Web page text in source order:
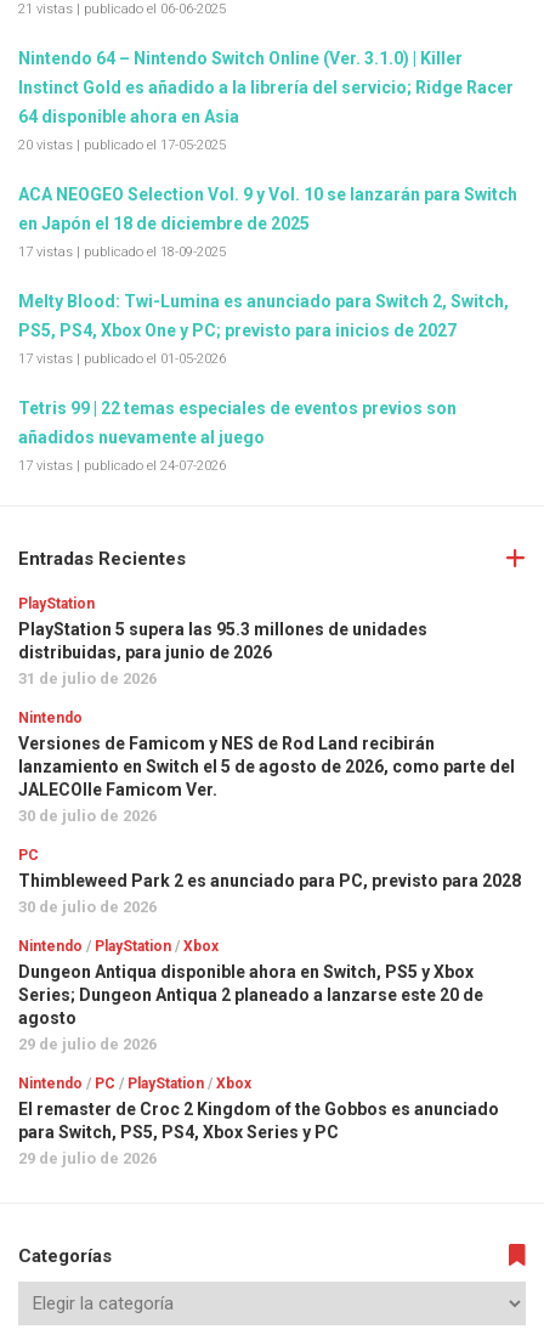
21 vistas publicado el 06-06-2025
Nintendo 64 – Nintendo Switch Online (Ver. 3.1.0) | Killer
Instinct Gold es añadido a la librería del servicio; Ridge Racer
64 disponible ahora en Asia
20 vistas publicado el 17-05-2025
ACA NEOGEO Selection Vol. 9 y Vol. 10 se lanzarán para Switch
en Japón el 18 de diciembre de 2025
17 vistas publicado el 18-09-2025
Melty Blood: Twi-Lumina es anunciado para Switch 2, Switch,
PS5, PS4, Xbox One y PC; previsto para inicios de 2027
17 vistas publicado el 01-05-2026
Tetris 99 | 22 temas especiales de eventos previos son
añadidos nuevamente al juego
17 vistas publicado el 24-07-2026
Entradas Recientes
PlayStation
PlayStation 5 supera las 95.3 millones de unidades
distribuidas, para junio de 2026
31 de julio de 2026
Nintendo
Versiones de Famicom y NES de Rod Land recibirán
lanzamiento en Switch el 5 de agosto de 2026, como parte del
JALECOlle Famicom Ver.
30 de julio de 2026
PC
Thimbleweed Park 2 es anunciado para PC, previsto para 2028
30 de julio de 2026
Nintendo / PlayStation / Xbox
Dungeon Antiqua disponible ahora en Switch, PS5 y Xbox
Series; Dungeon Antiqua 2 planeado a lanzarse este 20 de
agosto
29 de julio de 2026
Nintendo / PC / PlayStation / Xbox
El remaster de Croc 2 Kingdom of the Gobbos es anunciado
para Switch, PS5, PS4, Xbox Series y PC
29 de julio de 2026
Categorías